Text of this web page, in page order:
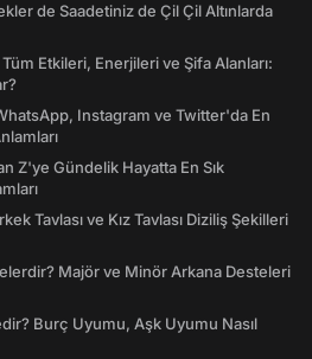
de Saadetiniz de Çil Çil Altınlarda
Etkileri, Enerjileri ve Şifa Alanları:
Instagram ve Twitter'da En
Z'ye Gündelik Hayatta En Sık
Tavlası ve Kız Tavlası Diziliş Şekilleri
Majör ve Minör Arkana Desteleri
Burç Uyumu, Aşk Uyumu Nasıl